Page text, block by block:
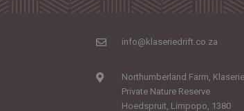
info@klaseriedrift.co.za
Northumberland Farm,
Private Nature Reserve
Hoedspruit, Limpopo, 1380